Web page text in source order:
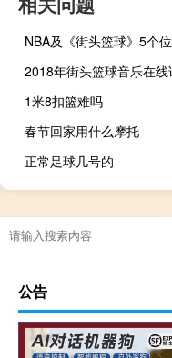
1米8扣篮难吗
春节回家用什么摩托
正常足球几号的
奥运射击要练多久
公告